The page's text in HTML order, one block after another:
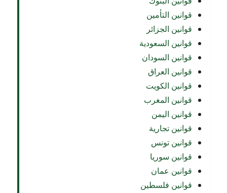
قوانين التأمين
قوانين الجزائر
قوانين السعودية
قوانين السودان
قوانين العراق
قوانين الكويت
قوانين المغرب
قوانين اليمن
قوانين تجارية
قوانين تونس
قوانين سوريا
قوانين عمان
قوانين فلسطين